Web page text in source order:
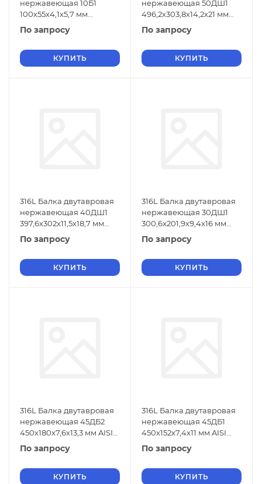
нержавеющая 10Б1
100х55х4,1х5,7 мм
06ХН28МДТ ГОСТ 26020-
По запросу
КУПИТЬ
нержавеющая 50ДШ1
496,2х303,8х14,2х21 мм
AISI 316L ГОСТ 26020-83
По запросу
КУПИТЬ
316L Балка двутавровая
нержавеющая 40ДШ1
397,6х302х11,5х18,7 мм
AISI 316L ГОСТ 26020-83
По запросу
КУПИТЬ
316L Балка двутавровая
нержавеющая 30ДШ1
300,6х201,9х9,4х16 мм
AISI 316L ГОСТ 26020-83
По запросу
КУПИТЬ
316L Балка двутавровая
нержавеющая 45ДБ2
450х180х7,6х13,3 мм AISI
316L ГОСТ 26020-83
По запросу
КУПИТЬ
316L Балка двутавровая
нержавеющая 45ДБ1
450х152х7,4х11 мм AISI
316L ГОСТ 26020-83
По запросу
КУПИТЬ